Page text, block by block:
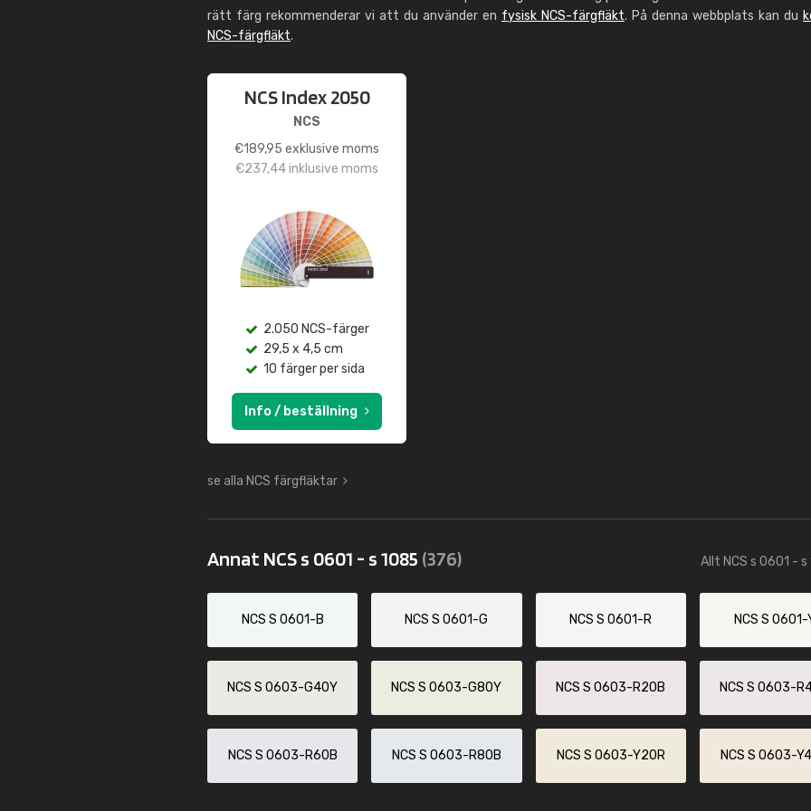
rätt färg rekommenderar vi att du använder en fysisk NCS-färgfläkt. På denna webbplats kan du
NCS-färgfläkt.
NCS Index 2050
NCS
€189,95 exklusive moms
€237,44inklusive moms
2.050 NCS-färger
29,5 x 4,5 cm
10 färger per sida
Info / beställning
se alla NCS färgfläktar
Annat NCS s 0601 - s 1085 (376) Allt NCS s 0601 - s
NCS S 0601-B NCS S 0601-G NCS S 0601-R NCS S 0601-
NCS S 0603-G40Y NCS S 0603-G80Y NCS S 0603-R20B NCS S 0603-
NCS S 0603-R60B NCS S 0603-R80B NCS S 0603-Y20R NCS S 0603-